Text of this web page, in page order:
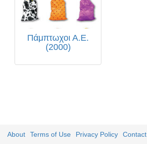
Πάμπτωχοι Α.Ε.
(2000)
About Terms of Use Privacy Policy Contact